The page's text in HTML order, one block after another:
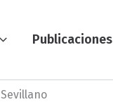
Publicaciones